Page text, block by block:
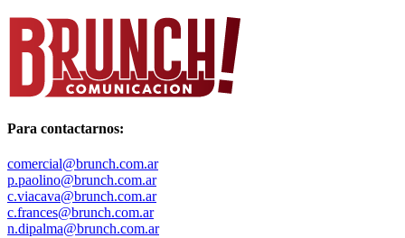
Para contactarnos:
comercial@brunch.com.ar
p.paolino@brunch.com.ar
c.viacava@brunch.com.ar
c.frances@brunch.com.ar
n.dipalma@brunch.com.ar